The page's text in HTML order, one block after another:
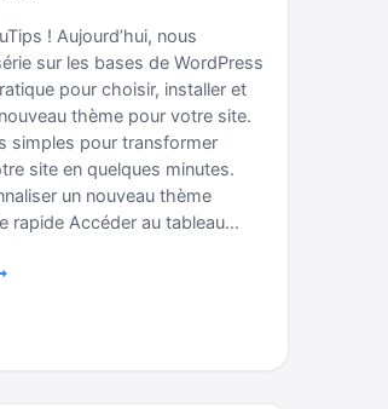
! Aujourd’hui, nous
sur les bases de WordPress
pour choisir, installer et
thème pour votre site.
simples pour transformer
site en quelques minutes.
un nouveau thème
rapide Accéder au tableau…